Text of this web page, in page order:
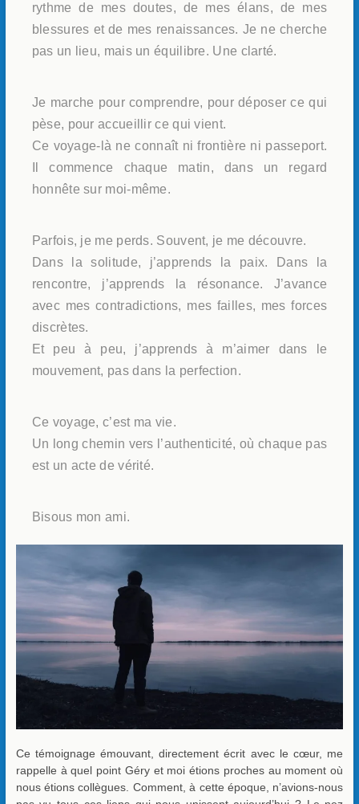
rythme de mes doutes, de mes élans, de mes
blessures et de mes renaissances. Je ne cherche
pas un lieu, mais un équilibre. Une clarté.
Je marche pour comprendre, pour déposer ce qui
pèse, pour accueillir ce qui vient.
Ce voyage-là ne connaît ni frontière ni passeport.
Il commence chaque matin, dans un regard
honnête sur moi-même.
Parfois, je me perds. Souvent, je me découvre.
Dans la solitude, j’apprends la paix. Dans la
rencontre, j’apprends la résonance. J’avance
avec mes contradictions, mes failles, mes forces
discrètes.
Et peu à peu, j’apprends à m’aimer dans le
mouvement, pas dans la perfection.
Ce voyage, c’est ma vie.
Un long chemin vers l’authenticité, où chaque pas
est un acte de vérité.
Bisous mon ami.
Ce témoignage émouvant, directement écrit avec le cœur, me
rappelle à quel point Géry et moi étions proches au moment où
nous étions collègues. Comment, à cette époque, n’avions-nous